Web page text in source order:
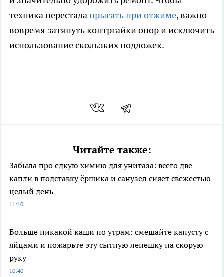
техника пересталапрыгать при отжиме, важно
вовремя затянуть контргайки опор и исключить
использование скользких подложек.
Читайте также:
Забыла про едкую химию для унитаза: всего две
капли в подставку ёршика и санузел сияет свежестью
целый день
11:10
Больше никакой каши по утрам: смешайте капусту с
яйцами и пожарьте эту сытную лепешку на скорую
руку
10:40